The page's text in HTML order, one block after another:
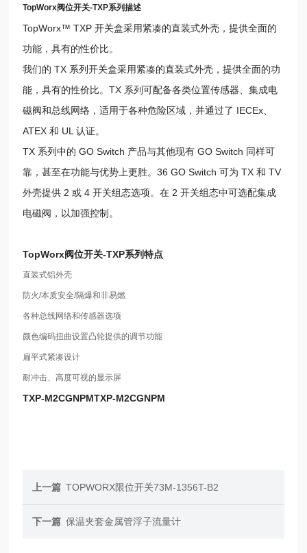
TopWorx阀位开关-TXP系列描述
TopWorx™ TXP 开关盒采用紧凑的直装式外壳，提供全面的
功能，具有的性价比。
我们的 TX 系列开关盒采用紧凑的直装式外壳，提供全面的功
能，具有的性价比。TX 系列可配备各类位置传感器、集成电
磁阀和总线网络，适用于各种危险区域，并通过了 IECEx、
ATEX 和 UL 认证。
TX 系列中的 GO Switch 产品与其他现有 GO Switch 同样可
靠，甚至在功能与优势上更胜。36 GO Switch 可为 TX 和 TV
外壳提供 2 或 4 开关组态选项。在 2 开关组态中可选配集成
电磁阀，以加强控制。
TopWorx阀位开关-TXP系列特点
直装式铝外壳
防火/本质安全/隔爆和非易燃
各种总线网络和传感器选项
颜色编码扭曲设置凸轮提供的调节功能
扁平式紧凑设计
耐冲击、高度可视的显示屏
TXP-M2CGNPMTXP-M2CGNPM
上一篇 TOPWORX限位开关73M-1356T-B2
下一篇 保温夹套金属管浮子流量计